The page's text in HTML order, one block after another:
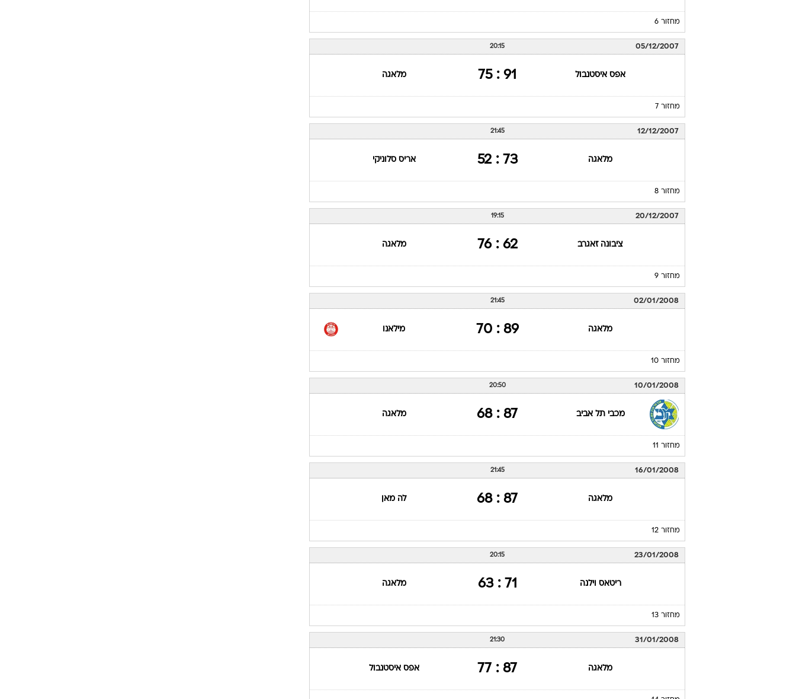
מחזור 6
05/12/2007
20:15
אפס איסטנבול 91 : 75 מלאגה
מחזור 7
12/12/2007
21:45
מלאגה 73 : 52 אריס סלוניקי
מחזור 8
20/12/2007
19:15
ציבונה זאגרב 62 : 76 מלאגה
מחזור 9
02/01/2008
21:45
מלאגה 89 : 70 מילאנו
מחזור 10
10/01/2008
20:50
מכבי תל אביב 87 : 68 מלאגה
מחזור 11
16/01/2008
21:45
מלאגה 87 : 68 לה מאן
מחזור 12
23/01/2008
20:15
ריטאס וילנה 71 : 63 מלאגה
מחזור 13
31/01/2008
21:30
מלאגה 87 : 77 אפס איסטנבול